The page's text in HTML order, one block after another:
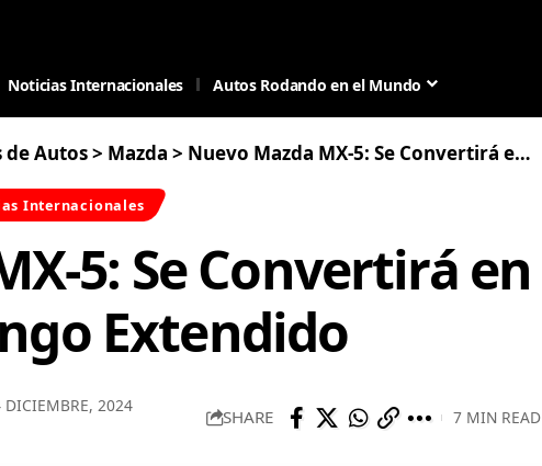
Noticias Internacionales Autos Rodando en el Mundo
de Autos> Mazda > Nuevo Mazda MX-5: Se Convertirá en Eléctrico de Rango Extendido
Internacionales
5: Se Convertirá en
Extendido
DICIEMBRE, 2024
SHARE 7 MIN READ